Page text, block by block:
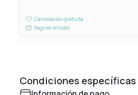
Cancelación gratuita
Pago en el hotel
Condiciones específicas